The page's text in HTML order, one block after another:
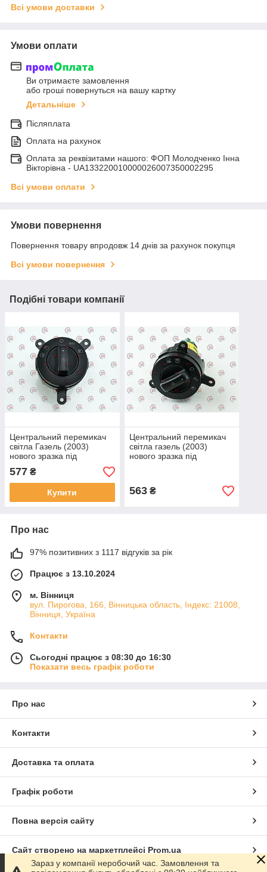
Всі умови доставки
Умови оплати
Ви отримаєте замовлення
або гроші повернуться на вашу картку
Детальніше
Післяплата
Оплата на рахунок
Оплата за реквізитами нашого: ФОП Молодченко Інна
Вікторівна - UA133220010000026007350002295
Всі умови оплати
Умови повернення
Повернення товару впродовж 14 днів за рахунок покупця
Всі умови повернення
Подібні товари компанії
Центральний перемикач
світла Газель (2003)
нового зразка під
мерседес круглий
(3111.3709 600-08 TY)
(ГАЗ)
577 ₴
Купити
Центральний перемикач
світла газель (2003)
нового зразка під
563₴
Про нас
97% позитивних з 1117 відгуків за рік
Працює з 13.10.2024
м. Вінниця
вул. Пирогова, 166, Вінницька область, Індекс: 21008,
Вінниця, Україна
Контакти
Сьогодні працює з 08:30 до 16:30
Показати весь графік роботи
Про нас
Контакти
Доставка та оплата
Графік роботи
Повна версія сайту
Сайт створено на маркетплейсі Prom.ua
Зараз у компанії неробочий час. Замовлення та